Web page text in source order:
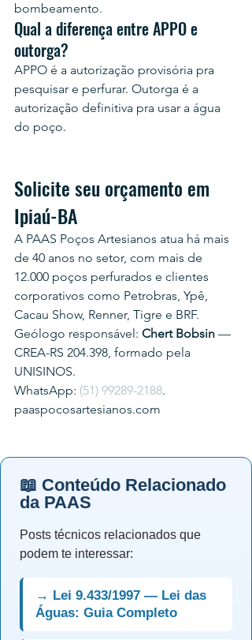
bombeamento.
Qual a diferença entre APPO e
outorga?
APPO é a autorização provisória pra
pesquisar e perfurar. Outorga é a
autorização definitiva pra usar a água
do poço.
Solicite seu orçamento em
Ipiaú-BA
A PAAS Poços Artesianos atua há mais
de 40 anos no setor, com mais de
12.000 poços perfurados e clientes
corporativos como Petrobras, Ypê,
Cacau Show, Renner, Tigre e BRF.
Geólogo responsável: Chert Bobsin —
CREA-RS 204.398, formado pela
UNISINOS.
WhatsApp: (51) 99289-2188.
paaspocosartesianos.com
📖 Conteúdo Relacionado
da PAAS
Posts técnicos relacionados que
podem te interessar:
→ Lei 9.433/1997 — Lei das
Águas: Guia Completo